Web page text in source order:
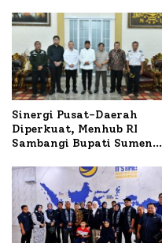
Sinergi Pusat-Daerah
Diperkuat, Menhub RI
Sambangi Bupati Sumenep
Mutiara Sentosa II